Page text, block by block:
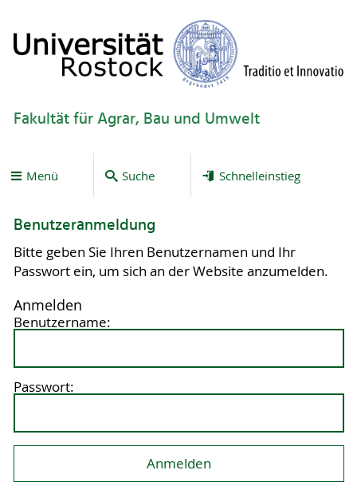
Fakultät für Agrar, Bau und Umwelt
Menü Suche Schnelleinstieg
Benutzeranmeldung
Bitte geben Sie Ihren Benutzernamen und Ihr
Passwort ein, um sich an der Website anzumelden.
Anmelden
Benutzername:
Passwort: